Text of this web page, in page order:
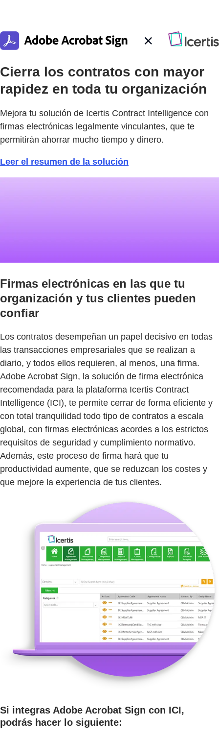
Cierra los contratos con mayor
rapidez en toda tu organización
Mejora tu solución de Icertis Contract Intelligence con
firmas electrónicas legalmente vinculantes, que te
permitirán ahorrar mucho tiempo y dinero.
Leer el resumen de la solución
Firmas electrónicas en las que tu
organización y tus clientes pueden
confiar
Los contratos desempeñan un papel decisivo en todas
las transacciones empresariales que se realizan a
diario, y todos ellos requieren, al menos, una firma.
Adobe Acrobat Sign, la solución de firma electrónica
recomendada para la plataforma Icertis Contract
Intelligence (ICI), te permite cerrar de forma eficiente y
con total tranquilidad todo tipo de contratos a escala
global, con firmas electrónicas acordes a los estrictos
requisitos de seguridad y cumplimiento normativo.
Además, este proceso de firma hará que tu
productividad aumente, que se reduzcan los costes y
que mejore la experiencia de tus clientes.
Si integras Adobe Acrobat Sign con ICI,
podrás hacer lo siguiente: